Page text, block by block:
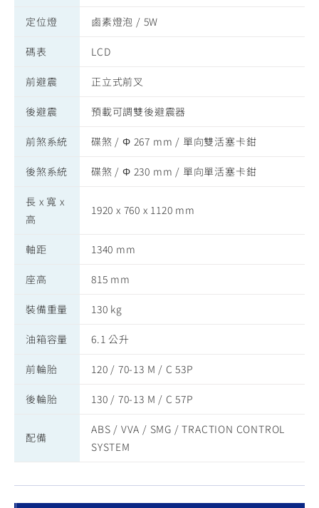
定位燈 鹵素燈泡 / 5W
碼表 LCD
前避震 正立式前叉
後避震 預載可調雙後避震器
前煞系統 碟煞 / Φ 267 mm / 單向雙活塞卡鉗
後煞系統 碟煞 / Φ 230 mm / 單向單活塞卡鉗
長 x 寬 x
高
1920 x 760 x 1120 mm
軸距 1340 mm
座高 815 mm
裝備重量 130 kg
油箱容量 6.1 公升
前輪胎 120 / 70-13 M / C 53P
後輪胎 130 / 70-13 M / C 57P
配備
ABS / VVA / SMG / TRACTION CONTROL
SYSTEM